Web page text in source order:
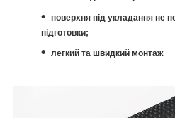
поверхня під укладання не
підготовки;
легкий та швидкий монтаж